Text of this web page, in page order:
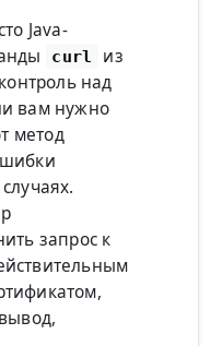
Java-
curl
из
над
вам нужно
метод
запрос к